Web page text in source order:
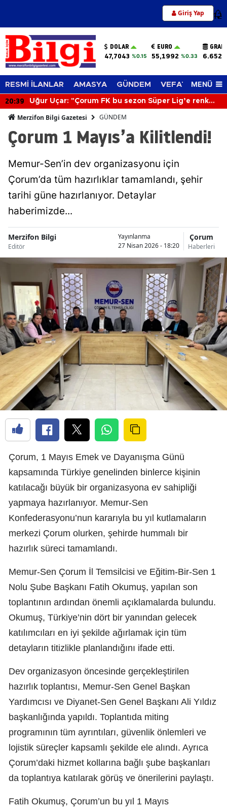
Giriş Yap 12
DOLAR
47,7043 %0.15
EURO
55,1992 %0.33
RESMİ İLANLAR AMASYA GÜNDEM VEFAT EDENLER
MENÜ
20:39
Uğur Uçar: "Çorum FK bu sezon Süper Lig’e renk
Merzifon Bilgi Gazetesi GÜNDEM
Çorum 1 Mayıs’a Kilitlendi!
Memur-Sen’in dev organizasyonu için
Çorum’da tüm hazırlıklar tamamlandı, şehir
tarihi güne hazırlanıyor. Detaylar
haberimizde...
Merzifon Bilgi
Editör
Yayınlanma
27 Nisan 2026 - 18:20
Çorum
Haberleri
Çorum, 1 Mayıs Emek ve Dayanışma Günü
kapsamında Türkiye genelinden binlerce kişinin
katılacağı büyük bir organizasyona ev sahipliği
yapmaya hazırlanıyor. Memur-Sen
Konfederasyonu’nun kararıyla bu yıl kutlamaların
merkezi Çorum olurken, şehirde hummalı bir
hazırlık süreci tamamlandı.
Memur-Sen Çorum İl Temsilcisi ve Eğitim-Bir-Sen 1
Nolu Şube Başkanı Fatih Okumuş, yapılan son
toplantının ardından önemli açıklamalarda bulundu.
Okumuş, Türkiye’nin dört bir yanından gelecek
katılımcıları en iyi şekilde ağırlamak için tüm
detayların titizlikle planlandığını ifade etti.
Dev organizasyon öncesinde gerçekleştirilen
hazırlık toplantısı, Memur-Sen Genel Başkan
Yardımcısı ve Diyanet-Sen Genel Başkanı Ali Yıldız
başkanlığında yapıldı. Toplantıda miting
programının tüm ayrıntıları, güvenlik önlemleri ve
lojistik süreçler kapsamlı şekilde ele alındı. Ayrıca
Çorum’daki hizmet kollarına bağlı şube başkanları
da toplantıya katılarak görüş ve önerilerini paylaştı.
Fatih Okumuş, Çorum’un bu yıl 1 Mayıs